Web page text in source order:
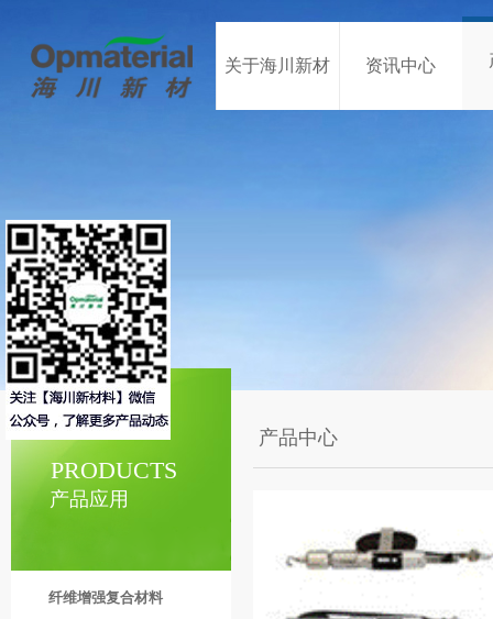
关于海川新材 资讯中心
产品应用
PRODUCTS
纤维增强复合材料
产品中心